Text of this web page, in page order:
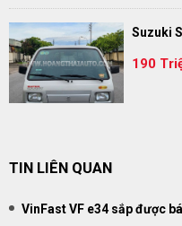
Suzuki
190
TIN LIÊN QUAN
VinFast VF e34 sắp được